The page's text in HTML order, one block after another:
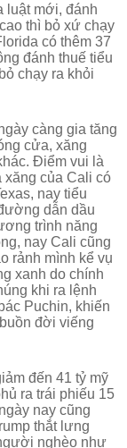
luật mới, đánh
thì bỏ xứ chạy
có thêm 37
đánh thuế tiểu
chạy ra khỏi
càng gia tăng
cửa, xăng
Điểm vui là
xăng của Cali có
nay tiểu
dẫn dầu
trình năng
nay Cali cũng
rảnh mình kể vụ
xanh do chính
khi ra lệnh
Puchin, khiến
đời viếng
đến 41 tỷ mỹ
ra trái phiếu 15
nay cũng
thắt lưng
nghèo như